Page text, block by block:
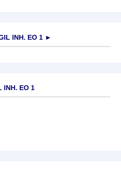
INH. EO 1 ►
INH. EO 1